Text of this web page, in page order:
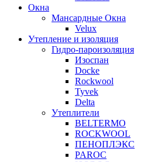
Окна
Мансардные Окна
Velux
Утепление и изоляция
Гидро-пароизоляция
Изоспан
Docke
Rockwool
Tyvek
Delta
Утеплители
BELTERMO
ROCKWOOL
ПЕНОПЛЭКС
PAROC